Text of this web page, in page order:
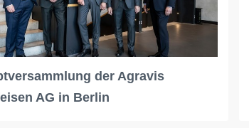
der Agravis
AG in Berlin